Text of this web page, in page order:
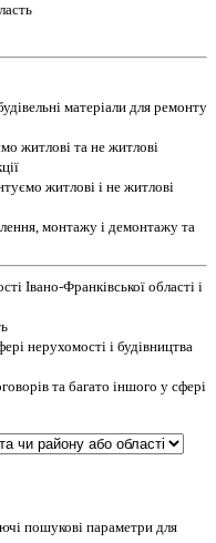
матеріали для ремонту
житлові та не житлові
житлові і не житлові
монтажу і демонтажу та
Івано-Франківської області і
нерухомості і будівництва
та багато іншого у сфері
пошукові параметри для